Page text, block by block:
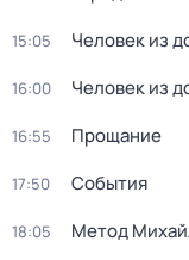
15:05 Человек из
16:00 Человек из
16:55 Прощание
17:50 События
18:05 Метод